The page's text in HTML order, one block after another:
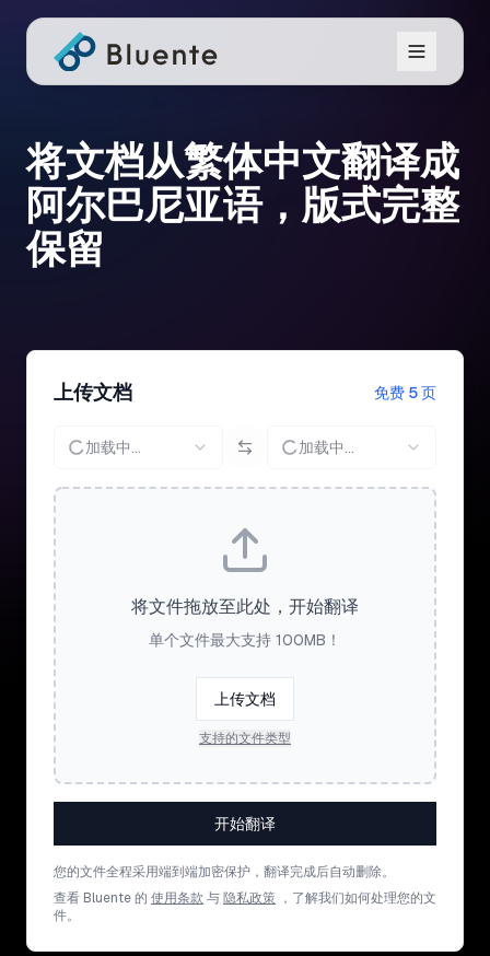
将文档从繁体中文翻译成
阿尔巴尼亚语，版式完整
保留
上传文档 免费 5 页
加载中... 加载中...
将文件拖放至此处，开始翻译
单个文件最大支持 100MB！
上传文档
支持的文件类型
开始翻译
您的文件全程采用端到端加密保护，翻译完成后自动删除。
查看 Bluente 的 使用条款 与隐私政策 ，了解我们如何处理您的文
件。